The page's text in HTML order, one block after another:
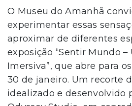
O Museu do Amanhã
experimentar essas
aproximar de diferentes
exposição “Sentir Mundo –
Imersiva”, que abre para
30 de janeiro. Um recorte
idealizado e desenvolvido